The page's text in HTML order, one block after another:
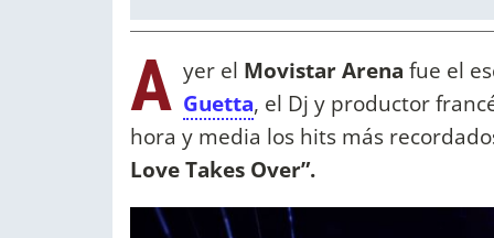
A yer el Movistar Arena fue el
Guetta, el Dj y productor
hora y media los hits más
Love Takes Over”.